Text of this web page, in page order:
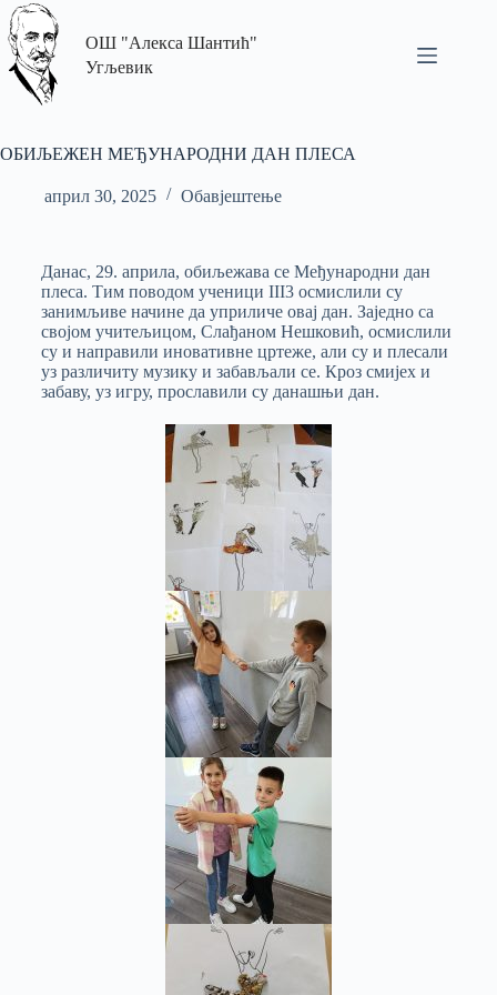
ОШ "Алекса Шантић"
Угљевик
ОБИЉЕЖЕН МЕЂУНАРОДНИ ДАН ПЛЕСА
април 30, 2025 Обавјештење
Данас, 29. априла, обиљежава се Међународни дан
плеса. Тим поводом ученици III3 осмислили су
занимљиве начине да уприличе овај дан. Заједно са
својом учитељицом, Слађаном Нешковић, осмислили
су и направили иновативне цртеже, али су и плесали
уз различиту музику и забављали се. Кроз смијех и
забаву, уз игру, прославили су данашњи дан.